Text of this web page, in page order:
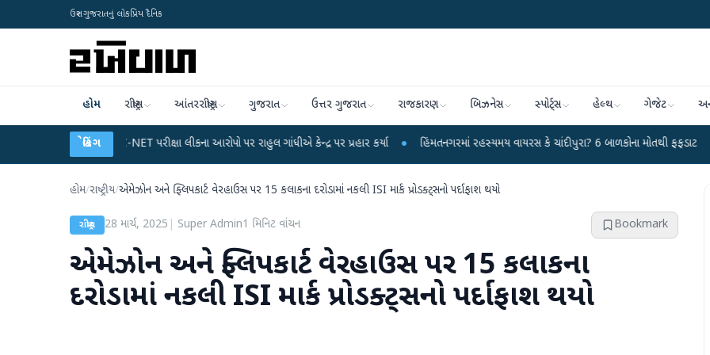
ઉત્તર ગુજરાતનું લોકપ્રિય દૈનિક
હોમ રાષ્ટ્રીય આંતરરાષ્ટ્રીય ગુજરાત ઉત્તર ગુજરાત રાજકારણ બિઝનેસ સ્પોર્ટ્સ હેલ્થ ગેજેટ
બ્રેકિંગ
UGC-NET પરીક્ષા લીકના આરોપો પર રાહુલ ગાંધીએ કેન્દ્ર પર પ્રહાર કર્યા ● હિંમતનગરમાં રહસ્યમય વાયરસ કે ચાંદીપુરા? 6 બાળકોના મોતથી ફફડાટ ● હવામાન
હોમ/રાષ્ટ્રીય/એમેઝોન અને ફ્લિપકાર્ટ વેરહાઉસ પર 15 કલાકના દરોડામાં નકલી ISI માર્ક પ્રોડક્ટ્સનો પર્દાફાશ થયો
રાષ્ટ્રીય 28 માર્ચ, 2025 Super Admin1 મિનિટ વાંચન Bookmark
એમેઝોન અને ફ્લિપકાર્ટ વેરહાઉસ પર 15 કલાકના
દરોડામાં નકલી ISI માર્ક પ્રોડક્ટ્સનો પર્દાફાશ થયો